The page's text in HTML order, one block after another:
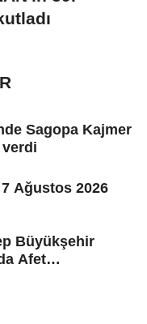
Sagopa Kajmer
Ağustos 2026
Büyükşehir
Afet